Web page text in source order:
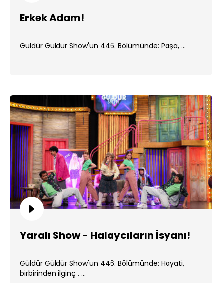
Erkek Adam!
Güldür Güldür Show'un 446. Bölümünde: Paşa, ...
Yaralı Show - Halaycıların İsyanı!
Güldür Güldür Show'un 446. Bölümünde: Hayati,
birbirinden ilginç . ...